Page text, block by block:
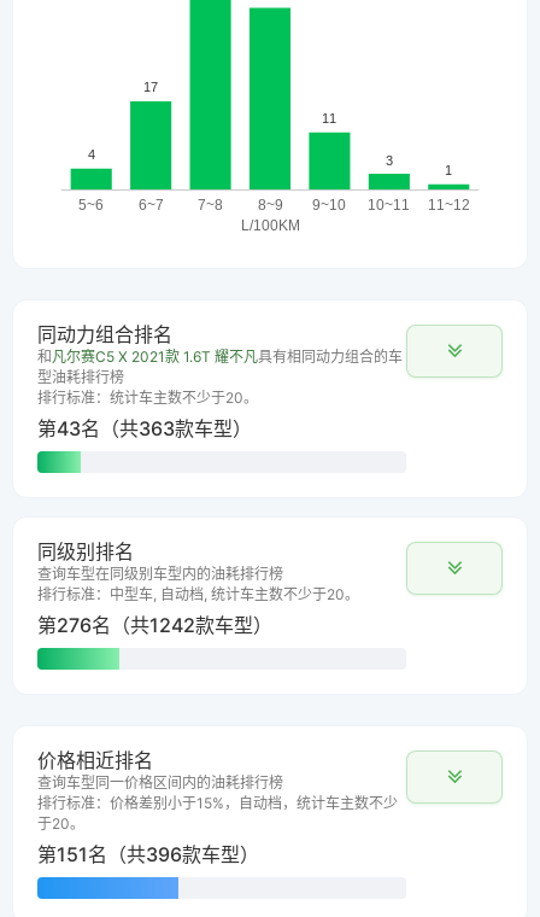
同动力组合排名
和 凡尔赛C5 X 2021款 1.6T 耀不凡具有相同动力组合的车
型油耗排行榜
排行标准：统计车主数不少于20。
第43名（共363款车型）
同级别排名
查询车型在同级别车型内的油耗排行榜
排行标准：中型车, 自动档, 统计车主数不少于20。
第276名（共1242款车型）
价格相近排名
查询车型同一价格区间内的油耗排行榜
排行标准：价格差别小于15%，自动档，统计车主数不少
于20。
第151名（共396款车型）